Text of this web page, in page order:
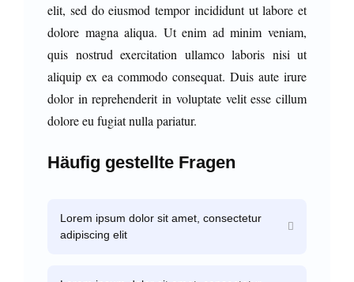
elit, sed do eiusmod tempor incididunt ut labore et
dolore magna aliqua. Ut enim ad minim veniam,
quis nostrud exercitation ullamco laboris nisi ut
aliquip ex ea commodo consequat. Duis aute irure
dolor in reprehenderit in voluptate velit esse cillum
dolore eu fugiat nulla pariatur.
Häufig gestellte Fragen
Lorem ipsum dolor sit amet, consectetur
adipiscing elit